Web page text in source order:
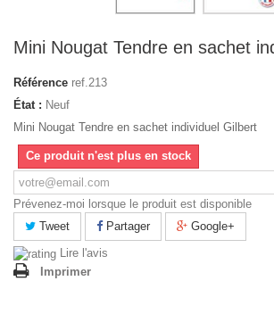
Mini Nougat Tendre en sachet
Référence ref.213
État : Neuf
Mini Nougat Tendre en sachet individuel Gilbert
Ce produit n'est plus en stock
Prévenez-moi lorsque le produit est disponible
Tweet
Partager
Google+
Lire l'avis
Imprimer